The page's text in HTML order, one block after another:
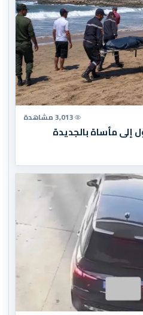
3,013 مشاهدة
إلى مأساة بالجديدة